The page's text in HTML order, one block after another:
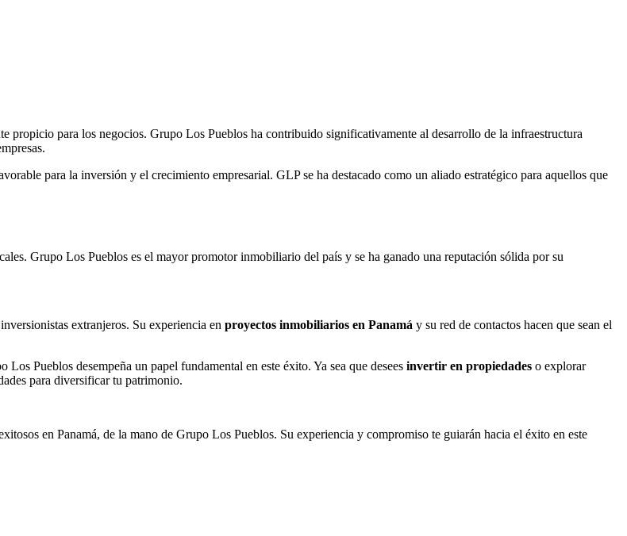
propicio para los negocios. Grupo Los Pueblos ha contribuido significativamente al desarrollo de la infraestructura
para la inversión y el crecimiento empresarial. GLP se ha destacado como un aliado estratégico para aquellos que
Grupo Los Pueblos es el mayor promotor inmobiliario del país y se ha ganado una reputación sólida por su
extranjeros. Su experiencia en proyectos inmobiliarios en Panamá y su red de contactos hacen que sean el
Pueblos desempeña un papel fundamental en este éxito. Ya sea que desees invertir en propiedades o explorar
para diversificar tu patrimonio.
en Panamá, de la mano de Grupo Los Pueblos. Su experiencia y compromiso te guiarán hacia el éxito en este